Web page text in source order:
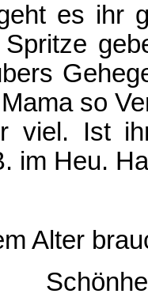
es ihr
so
viel. Ist
im Heu.
Alter